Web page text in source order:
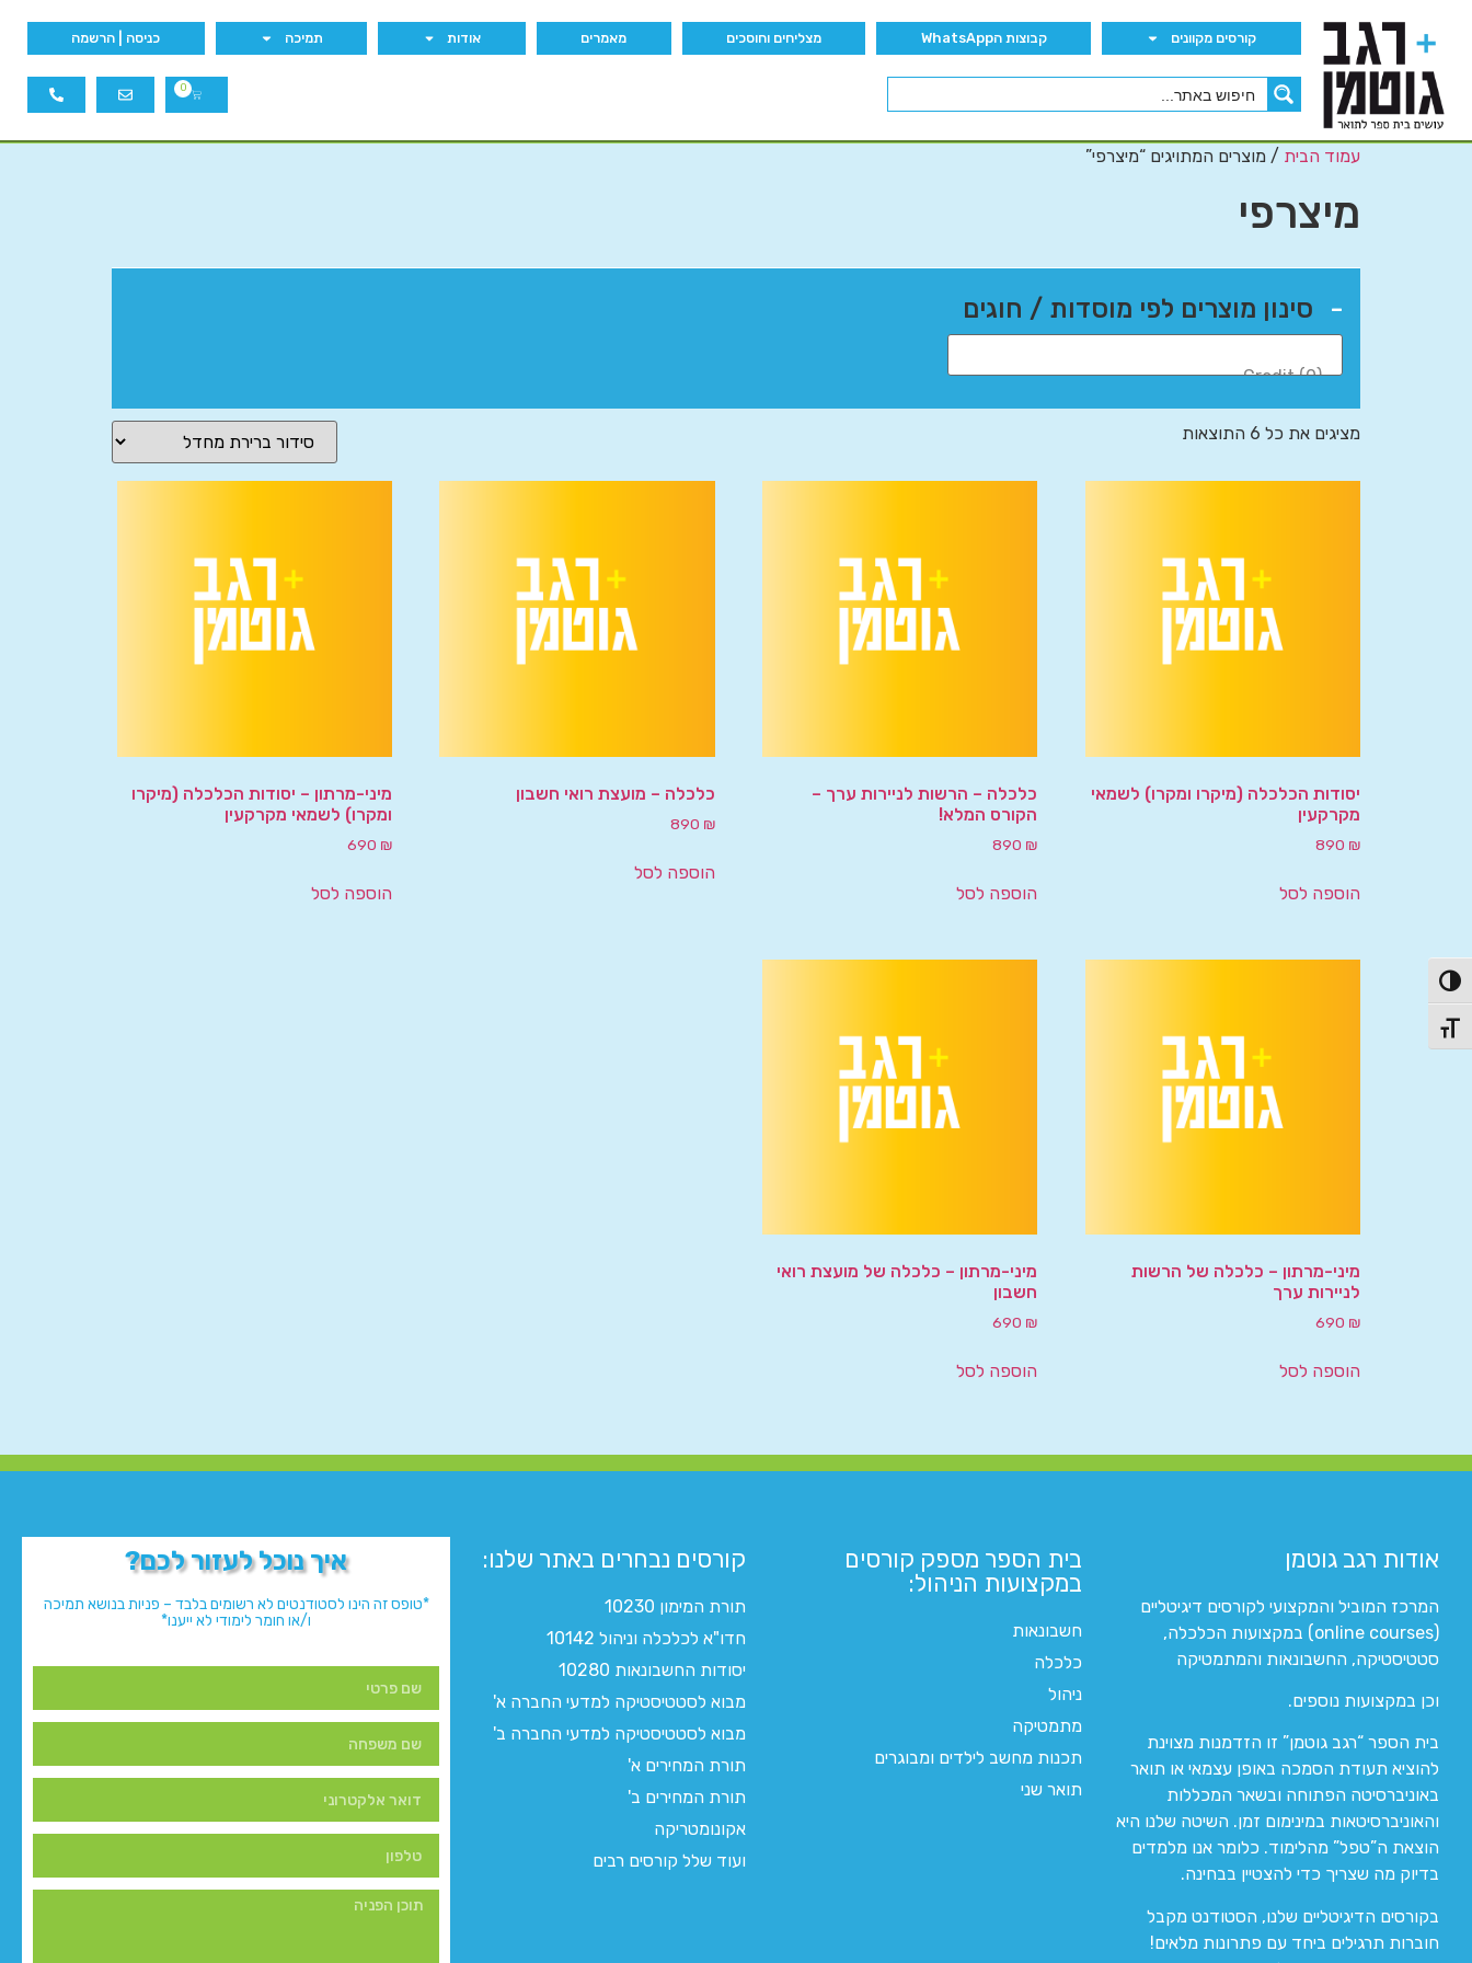
הפעל/כבה ניגודיות גבוהה
מתג גודל גופן
קורסים מקוונים קבוצות הWhatsApp מצליחים וחוסכים מאמרים אודות תמיכה כניסה | הרשמה
0
עמוד הבית / מוצרים המתויגים “מיצרפי”
מיצרפי
סינון מוצרים לפי מוסדות / חוגים -
מציגים את כל ⁦6⁩ התוצאות
יסודות הכלכלה (מיקרו ומקרו) לשמאי
מקרקעין
890 ₪
הוספה לסל
כלכלה – הרשות לניירות ערך –
הקורס המלא!
890 ₪
הוספה לסל
כלכלה – מועצת רואי חשבון
890 ₪
הוספה לסל
מיני-מרתון – יסודות הכלכלה (מיקרו
ומקרו) לשמאי מקרקעין
690 ₪
הוספה לסל
מיני-מרתון – כלכלה של הרשות
לניירות ערך
690 ₪
הוספה לסל
מיני-מרתון – כלכלה של מועצת רואי
חשבון
690 ₪
הוספה לסל
אודות רגב גוטמן
המרכז המוביל והמקצועי לקורסים דיגיטליים
(online courses) במקצועות הכלכלה,
סטטיסטיקה, החשבונאות והמתמטיקה
וכן במקצועות נוספים.
בית הספר “רגב גוטמן” זו הזדמנות מצוינת
להוציא תעודת הסמכה באופן עצמאי או תואר
באוניברסיטה הפתוחה ובשאר המכללות
והאוניברסיטאות במינימום זמן. השיטה שלנו היא
הוצאת ה”טפל” מהלימוד. כלומר אנו מלמדים
בדיוק מה שצריך כדי להצטיין בבחינה.
בקורסים הדיגיטליים שלנו, הסטודנט מקבל
חוברות תרגילים ביחד עם פתרונות מלאים!
בית הספר מספק קורסים
במקצועות הניהול:
חשבונאות
כלכלה
ניהול
מתמטיקה
תכנות מחשב לילדים ומבוגרים
תואר שני
קורסים נבחרים באתר שלנו:​
תורת המימון 10230
חדו"א לכלכלה וניהול 10142
יסודות החשבונאות 10280
מבוא לסטטיסטיקה למדעי החברה א'
מבוא לסטטיסטיקה למדעי החברה ב'
תורת המחירים א'
תורת המחירים ב'
אקונומטריקה
ועוד שלל קורסים רבים
איך נוכל לעזור לכם?
*טופס זה הינו לסטודנטים לא רשומים בלבד – פניות בנושא תמיכה
ו/או חומר לימודי לא ייענו*